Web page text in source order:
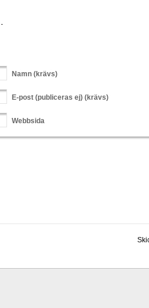
Namn(krävs)
E-post(publiceras ej) (krävs)
Webbsida